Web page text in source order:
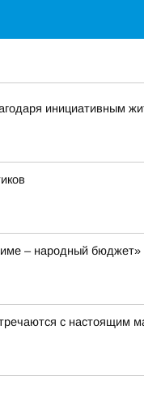
инициативным
– народный бюджет»
с настоящим